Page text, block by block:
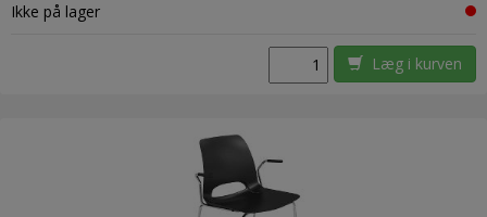
Ikke på lager
Læg i kurven